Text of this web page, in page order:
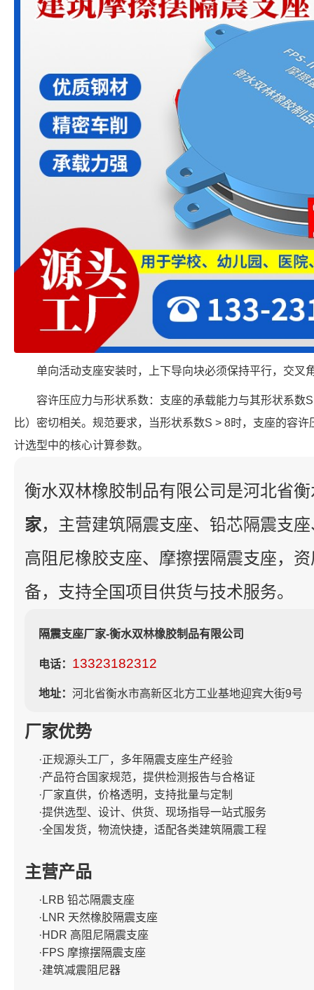
单向活动支座安装时，上下导向块必须保持平行，交叉
容许压应力与形状系数：支座的承载能力与其形状系数
比）密切相关。规范要求，当形状系数S > 8时，支座的容
计选型中的核心计算参数。
衡水双林橡胶制品有限公司是河北省
家，主营建筑隔震支座、铅芯隔震支
高阻尼橡胶支座、摩擦摆隔震支座，
备，支持全国项目供货与技术服务。
隔震支座厂家-衡水双林橡胶制品有限公司
电话： 13323182312
地址： 河北省衡水市高新区北方工业基地迎宾大街9号
厂家优势
·正规源头工厂，多年隔震支座生产经验
·产品符合国家规范，提供检测报告与合格证
·厂家直供，价格透明，支持批量与定制
·提供选型、设计、供货、现场指导一站式服务
·全国发货，物流快捷，适配各类建筑隔震工程
主营产品
·LRB 铅芯隔震支座
·LNR 天然橡胶隔震支座
·HDR 高阻尼隔震支座
·FPS 摩擦摆隔震支座
·建筑减震阻尼器